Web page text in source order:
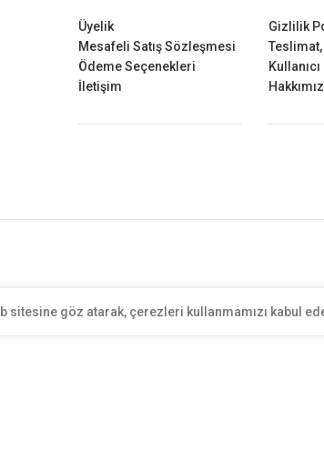
Üyelik
Mesafeli Satış Sözleşmesi
Ödeme Seçenekleri
İletişim
Gizlilik
göz atarak, çerezleri kullanmamızı kabul